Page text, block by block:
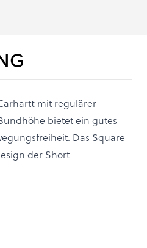
mit regulärer
bietet ein gutes
Das Square
der Short.